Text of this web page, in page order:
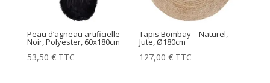
Peau d’agneau artificielle –
Noir, Polyester, 60x180cm
53,50 € TTC
Tapis Bombay – Naturel,
Jute, Ø180cm
127,00€ TTC